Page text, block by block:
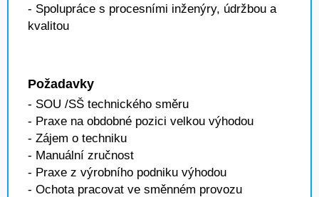
- Spolupráce s procesními inženýry, údržbou a
kvalitou
Požadavky
- SOU /SŠ technického směru
- Praxe na obdobné pozici velkou výhodou
- Zájem o techniku
- Manuální zručnost
- Praxe z výrobního podniku výhodou
- Ochota pracovat ve směnném provozu